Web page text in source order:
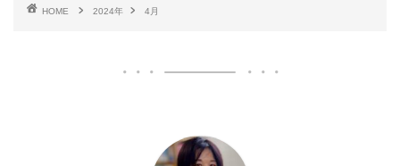
HOME 2024年 4月